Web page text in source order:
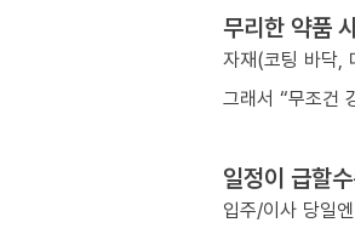
무리한 약품
자재(코팅 바닥,
그래서 “무조건
일정이 급할
입주/이사 당일